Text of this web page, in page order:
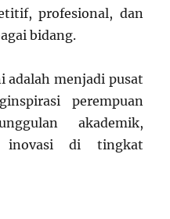
profesional, dan
bidang.
adalah menjadi pusat
perempuan
akademik,
inovasi di tingkat